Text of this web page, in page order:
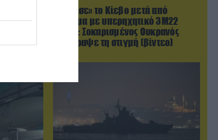
θα
«Φώτισε» το Κίεβο μετά από
χτύπημα με υπερηχητικό 3M22
Zircon: Σοκαρισμένος Ουκρανός
κατέγραψε τη στιγμή (βίντεο)